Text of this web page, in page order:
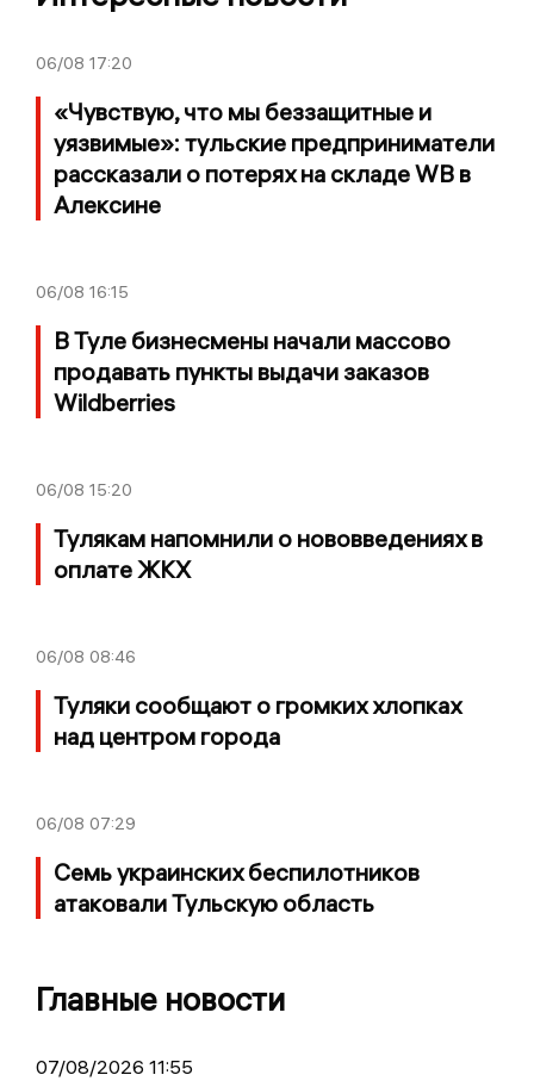
06/08 17:20
«Чувствую, что мы беззащитные и
уязвимые»: тульские предприниматели
рассказали о потерях на складе WB в
Алексине
06/08 16:15
В Туле бизнесмены начали массово
продавать пункты выдачи заказов
Wildberries
06/08 15:20
Тулякам напомнили о нововведениях в
оплате ЖКХ
06/08 08:46
Туляки сообщают о громких хлопках
над центром города
06/08 07:29
Семь украинских беспилотников
атаковали Тульскую область
Главные новости
07/08/2026 11:55